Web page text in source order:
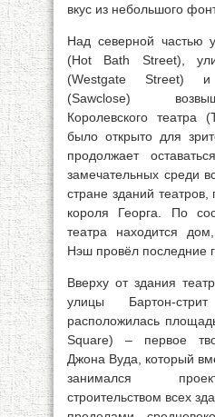
вкус из небольшого
Над северной частью
(Hot Bath Street),
(Westgate Street)
(Sawclose)
Королевского театра
было открыто для
продолжает
замечательных среди
стране зданий
короля Георга. По
театра находится
Нэш провёл последние
Вверху от здания
улицы Бартон-
расположилась
Square) – первое
Джона Вуда, который
занимался
строительством всех